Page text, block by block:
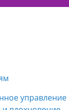
управление